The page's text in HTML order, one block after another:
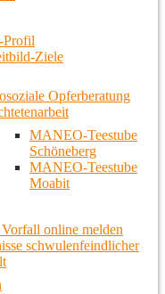
Ziele
Opferberatung
MANEO-Teestube
Schöneberg
MANEO-Teestube
Moabit
online melden
schwulenfeindlicher